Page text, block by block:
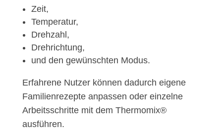
Zeit,
Temperatur,
Drehzahl,
Drehrichtung,
und den gewünschten Modus.
Erfahrene Nutzer können dadurch eigene
Familienrezepte anpassen oder einzelne
Arbeitsschritte mit dem Thermomix®
ausführen.